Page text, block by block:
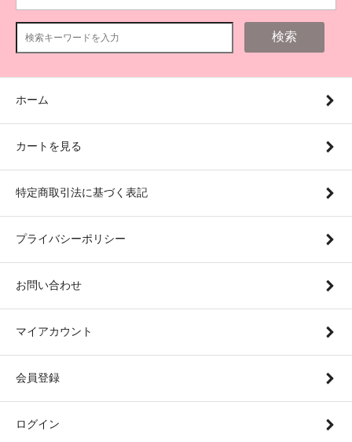
検索
ホーム
カートを見る
特定商取引法に基づく表記
プライバシーポリシー
お問い合わせ
マイアカウント
会員登録
ログイン